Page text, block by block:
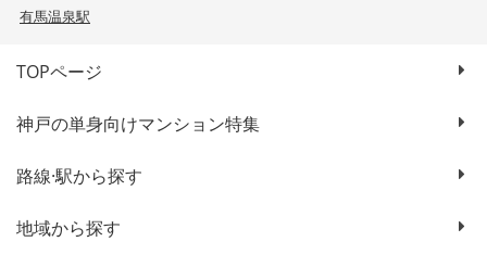
有馬温泉駅
TOPページ
神戸の単身向けマンション特集
路線·駅から探す
地域から探す